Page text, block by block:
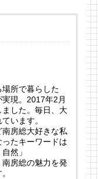
場所で暮らした
現。2017年2月
した。毎日、大
います。
房総大好きな私
たキーワードは
然」
房総の魅力を発